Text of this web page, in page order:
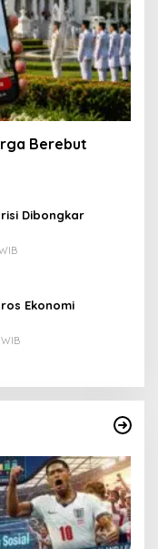
Berebut
Dibongkar
Ekonomi